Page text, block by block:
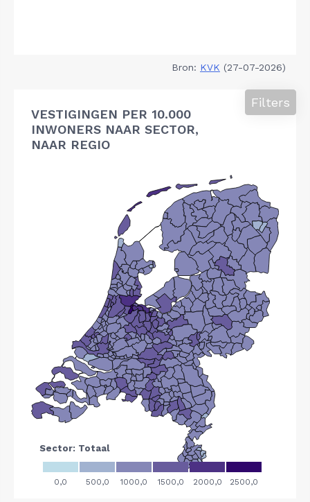
Bron: KVK (27-07-2026)
VESTIGINGEN PER 10.000
INWONERS NAAR SECTOR,
NAAR REGIO
Filters